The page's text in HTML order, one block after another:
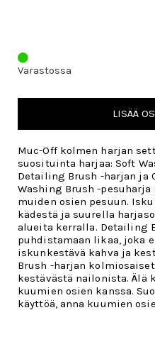
Varastossa
LISÄÄ
Muc-Off kolmen harjan
suosituinta harjaa: Soft
Detailing Brush -harjan ja
Washing Brush -
muiden osien pesuun.
kädestä ja suurella
alueita kerralla. Detailing
puhdistamaan likaa, joka
iskunkestävä kahva ja
Brush -harjan
kestävästä nailonista. Älä
kuumien osien kanssa.
käyttöä, anna kuumien